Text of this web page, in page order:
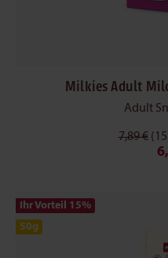
Milkies Adult
Adult
7,89 €
Ihr Vorteil 15%
50g